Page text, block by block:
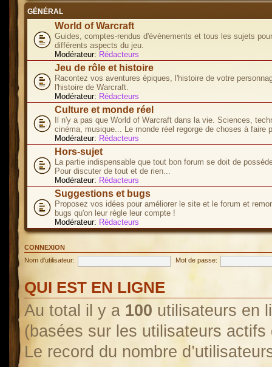
GÉNÉRAL
World of Warcraft
Guides, comptes-rendus d'évènements et tous les sujets
différents aspects du jeu.
Modérateur: Rédacteurs
Jeu de rôle et histoire
Racontez vos aventures épiques, l'histoire de votre
l'histoire de Warcraft.
Modérateur: Rédacteurs
Culture et monde réel
Il n'y a pas que World of Warcraft dans la vie. Sciences,
cinéma, musique... Le monde réel regorge de choses à faire
Modérateur: Rédacteurs
Hors-sujet
La partie indispensable que tout bon forum se doit de
Pour discuter de tout et de rien...
Modérateur: Rédacteurs
Suggestions et bugs
Proposez vos idées pour améliorer le site et le forum et
bugs qu'on leur règle leur compte !
Modérateur: Rédacteurs
CONNEXION
Nom d’utilisateur:
Mot de passe:
QUI EST EN LIGNE
Au total il y a 100 utilisateurs en
(basées sur les utilisateurs
Le record du nombre